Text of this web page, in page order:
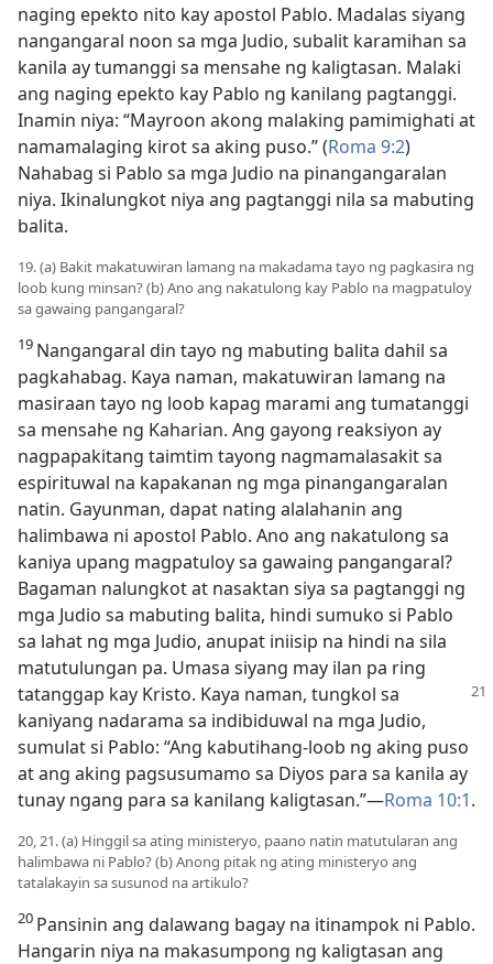
naging epekto nito kay apostol Pablo. Madalas siyang
nangangaral noon sa mga Judio, subalit karamihan sa
kanila ay tumanggi sa mensahe ng kaligtasan. Malaki
ang naging epekto kay Pablo ng kanilang pagtanggi.
Inamin niya: “Mayroon akong malaking pamimighati at
namamalaging kirot sa aking puso.” (Roma 9:2)
Nahabag si Pablo sa mga Judio na pinangangaralan
niya. Ikinalungkot niya ang pagtanggi nila sa mabuting
balita.
19. (a) Bakit makatuwiran lamang na makadama tayo ng pagkasira ng
loob kung minsan? (b) Ano ang nakatulong kay Pablo na magpatuloy
sa gawaing pangangaral?
19 Nangangaral din tayo ng mabuting balita dahil sa
pagkahabag. Kaya naman, makatuwiran lamang na
masiraan tayo ng loob kapag marami ang tumatanggi
sa mensahe ng Kaharian. Ang gayong reaksiyon ay
nagpapakitang taimtim tayong nagmamalasakit sa
espirituwal na kapakanan ng mga pinangangaralan
natin. Gayunman, dapat nating alalahanin ang
halimbawa ni apostol Pablo. Ano ang nakatulong sa
kaniya upang magpatuloy sa gawaing pangangaral?
Bagaman nalungkot at nasaktan siya sa pagtanggi ng
mga Judio sa mabuting balita, hindi sumuko si Pablo
sa lahat ng mga Judio, anupat iniisip na hindi na sila
matutulungan pa. Umasa siyang may ilan pa ring
tatanggap kay Kristo. Kaya naman, tungkol sa
kaniyang nadarama sa indibiduwal na mga Judio,
sumulat si Pablo: “Ang kabutihang-loob ng aking puso
at ang aking pagsusumamo sa Diyos para sa kanila ay
tunay ngang para sa kanilang kaligtasan.”​—Roma 10:1.
20, 21. (a) Hinggil sa ating ministeryo, paano natin matutularan ang
halimbawa ni Pablo? (b) Anong pitak ng ating ministeryo ang
tatalakayin sa susunod na artikulo?
20 Pansinin ang dalawang bagay na itinampok ni Pablo.
Hangarin niya na makasumpong ng kaligtasan ang